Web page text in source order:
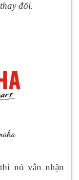
đổi.
nó vẫn nhận